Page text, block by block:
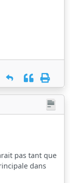
pas tant que
dans